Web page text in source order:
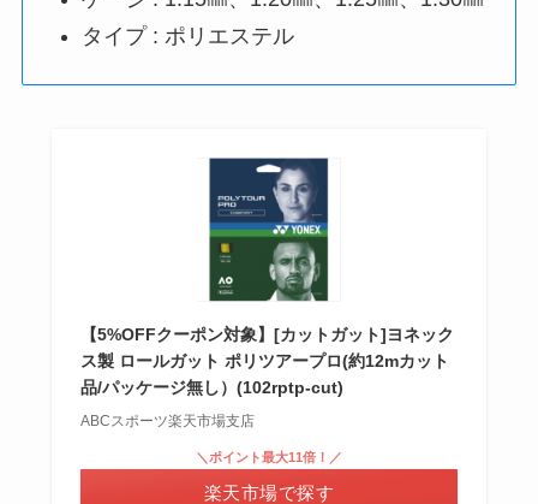
タイプ : ポリエステル
【5%OFFクーポン対象】[カットガット]ヨネック
ス製 ロールガット ポリツアープロ(約12mカット
品/パッケージ無し）(102rptp-cut)
ABCスポーツ楽天市場支店
＼ポイント最大11倍！／
楽天市場で探す